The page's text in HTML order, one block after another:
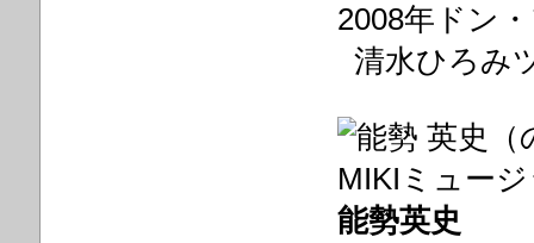
2008年ドン
清水ひろみ
能勢英史